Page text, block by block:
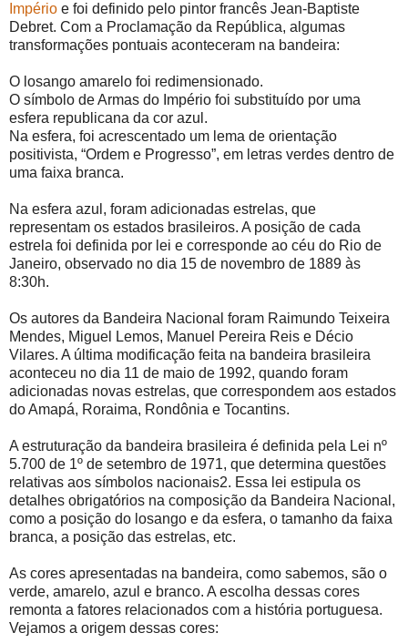
Império e foi definido pelo pintor francês Jean-Baptiste
Debret. Com a Proclamação da República, algumas
transformações pontuais aconteceram na bandeira:
O losango amarelo foi redimensionado.
O símbolo de Armas do Império foi substituído por uma
esfera republicana da cor azul.
Na esfera, foi acrescentado um lema de orientação
positivista, “Ordem e Progresso”, em letras verdes dentro de
uma faixa branca.
Na esfera azul, foram adicionadas estrelas, que
representam os estados brasileiros. A posição de cada
estrela foi definida por lei e corresponde ao céu do Rio de
Janeiro, observado no dia 15 de novembro de 1889 às
8:30h.
Os autores da Bandeira Nacional foram Raimundo Teixeira
Mendes, Miguel Lemos, Manuel Pereira Reis e Décio
Vilares. A última modificação feita na bandeira brasileira
aconteceu no dia 11 de maio de 1992, quando foram
adicionadas novas estrelas, que correspondem aos estados
do Amapá, Roraima, Rondônia e Tocantins.
A estruturação da bandeira brasileira é definida pela Lei nº
5.700 de 1º de setembro de 1971, que determina questões
relativas aos símbolos nacionais2. Essa lei estipula os
detalhes obrigatórios na composição da Bandeira Nacional,
como a posição do losango e da esfera, o tamanho da faixa
branca, a posição das estrelas, etc.
As cores apresentadas na bandeira, como sabemos, são o
verde, amarelo, azul e branco. A escolha dessas cores
remonta a fatores relacionados com a história portuguesa.
Vejamos a origem dessas cores: